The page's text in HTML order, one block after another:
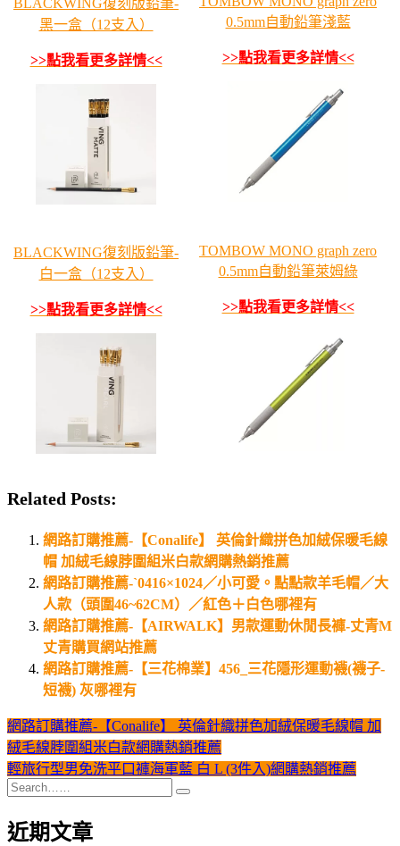
BLACKWING復刻版鉛筆-
黑一盒（12支入）
>>點我看更多詳情<<
0.5mm自動鉛筆淺藍
>>點我看更多詳情<<
BLACKWING復刻版鉛筆-
白一盒（12支入）
>>點我看更多詳情<<
TOMBOW MONO graph zero
0.5mm自動鉛筆萊姆綠
>>點我看更多詳情<<
Related Posts:
網路訂購推薦-【Conalife】 英倫針織拼色加絨保暖毛線
帽 加絨毛線脖圍組米白款網購熱銷推薦
網路訂購推薦-`0416×1024／小可愛。點點款羊毛帽／大
人款（頭圍46~62CM）／紅色＋白色哪裡有
網路訂購推薦-【AIRWALK】男款運動休閒長褲-丈青M
丈青購買網站推薦
網路訂購推薦-【三花棉業】456_三花隱形運動襪(襪子-
短襪) 灰哪裡有
文
章
導
覽
網路訂購推薦-【Conalife】 英倫針織拼色加絨保暖毛線帽 加
絨毛線脖圍組米白款網購熱銷推薦
輕旅行型男免洗平口褲海軍藍 白 L (3件入)網購熱銷推薦
近期文章